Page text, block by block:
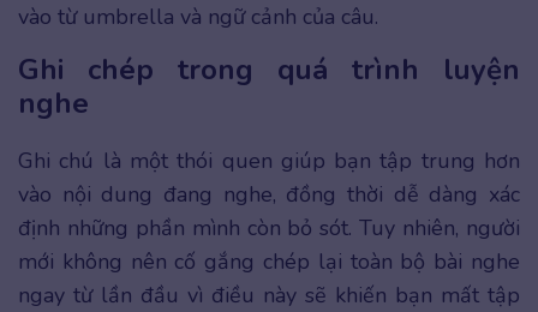
vào từ umbrella và ngữ cảnh của câu.
Ghi chép trong quá trình luyện
nghe
Ghi chú là một thói quen giúp bạn tập trung hơn
vào nội dung đang nghe, đồng thời dễ dàng xác
định những phần mình còn bỏ sót. Tuy nhiên, người
mới không nên cố gắng chép lại toàn bộ bài nghe
ngay từ lần đầu vì điều này sẽ khiến bạn mất tập